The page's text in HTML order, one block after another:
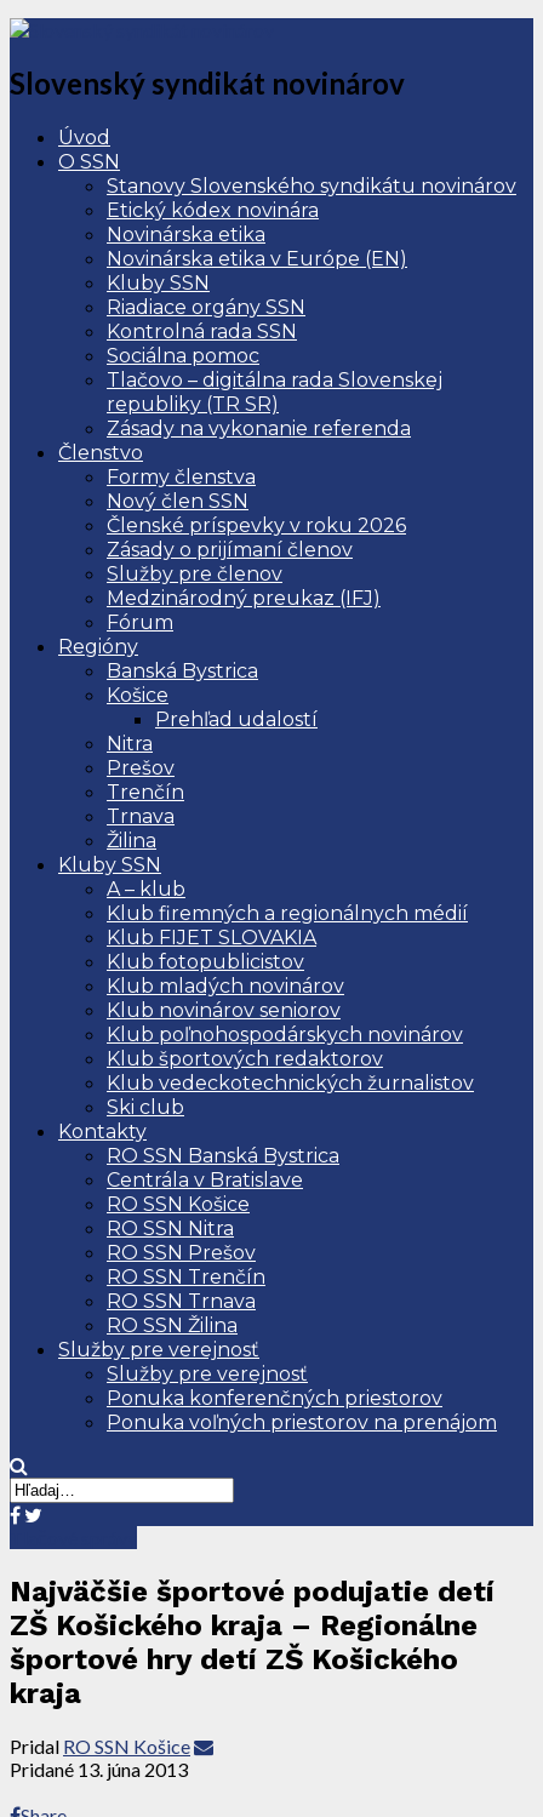
Slovenský syndikát novinárov
Úvod
O SSN
Stanovy Slovenského syndikátu novinárov
Etický kódex novinára
Novinárska etika
Novinárska etika v Európe (EN)
Kluby SSN
Riadiace orgány SSN
Kontrolná rada SSN
Sociálna pomoc
Tlačovo – digitálna rada Slovenskej
republiky (TR SR)
Zásady na vykonanie referenda
Členstvo
Formy členstva
Nový člen SSN
Členské príspevky v roku 2026
Zásady o prijímaní členov
Služby pre členov
Medzinárodný preukaz (IFJ)
Fórum
Regióny
Banská Bystrica
Košice
Prehľad udalostí
Nitra
Prešov
Trenčín
Trnava
Žilina
Kluby SSN
A – klub
Klub firemných a regionálnych médií
Klub FIJET SLOVAKIA
Klub fotopublicistov
Klub mladých novinárov
Klub novinárov seniorov
Klub poľnohospodárskych novinárov
Klub športových redaktorov
Klub vedeckotechnických žurnalistov
Ski club
Kontakty
RO SSN Banská Bystrica
Centrála v Bratislave
RO SSN Košice
RO SSN Nitra
RO SSN Prešov
RO SSN Trenčín
RO SSN Trnava
RO SSN Žilina
Služby pre verejnosť
Služby pre verejnosť
Ponuka konferenčných priestorov
Ponuka voľných priestorov na prenájom
Najväčšie športové podujatie detí
ZŠ Košického kraja – Regionálne
športové hry detí ZŠ Košického
kraja
Pridal RO SSN Košice
Pridané 13. júna 2013